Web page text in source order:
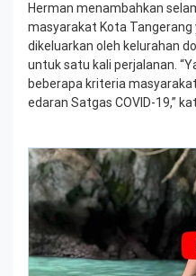
Herman menambahkan
masyarakat Kota Tangerang
dikeluarkan oleh kelurahan
untuk satu kali perjalanan.
beberapa kriteria
edaran Satgas COVID-19,”